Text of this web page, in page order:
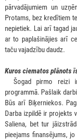
pārvadājumiem un
Protams, bez kredītiem
nepietiek. Lai arī tagad
ar to paplašinājies arī
taču vajadzību daudz.
Kuros ciematos plānots
Šogad pirmo reizi
programmā. Pašlaik
Būs arī Biķerniekos.
Darba izpildē ir projekts
Saliena, bet tur
pieejams finansējums,